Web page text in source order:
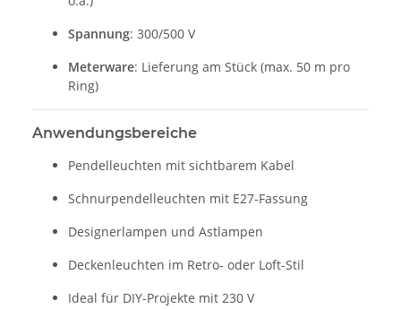
Spannung: 300/500 V
Meterware: Lieferung am Stück (max. 50 m pro
Ring)
Anwendungsbereiche
Pendelleuchten mit sichtbarem Kabel
Schnurpendelleuchten mit E27-Fassung
Designerlampen und Astlampen
Deckenleuchten im Retro- oder Loft-Stil
Ideal für DIY-Projekte mit 230 V